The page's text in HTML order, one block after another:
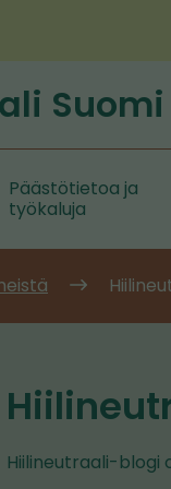
Suomi
Päästötietoa ja
työkaluja
Hiilineutraali-blogi